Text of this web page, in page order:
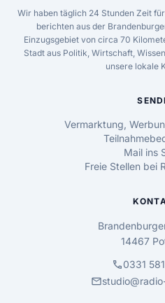
Wir haben täglich 24 Stunden Zeit
berichten aus der
Einzugsgebiet von circa 70
Stadt aus Politik, Wirtschaft,
unsere lokale
Vermarktung,
Mail ins
Freie Stellen bei
14467
call0331
mail